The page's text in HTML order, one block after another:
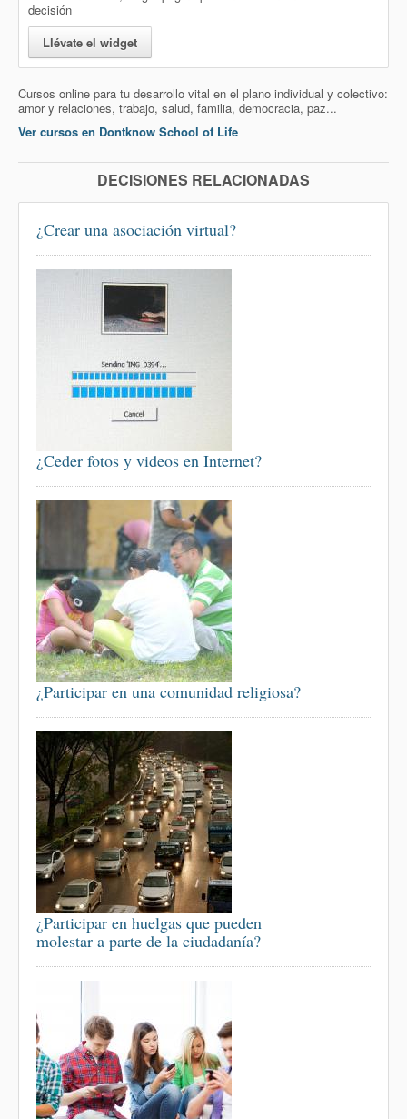
decisión
Llévate el widget
Cursos online para tu desarrollo vital en el plano individual y colectivo:
amor y relaciones, trabajo, salud, familia, democracia, paz...
Ver cursos en Dontknow School of Life
DECISIONES RELACIONADAS
¿Crear una asociación virtual?
¿Ceder fotos y videos en Internet?
¿Participar en una comunidad religiosa?
¿Participar en huelgas que pueden
molestar a parte de la ciudadanía?